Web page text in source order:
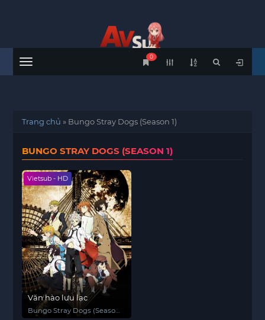
Menu
0
Trang chủ » Bungo Stray Dogs (Season 1)
BUNGO STRAY DOGS (SEASON 1)
Vietsub - HD
Văn hào lưu lạc
Bungo Stray Dogs (Season